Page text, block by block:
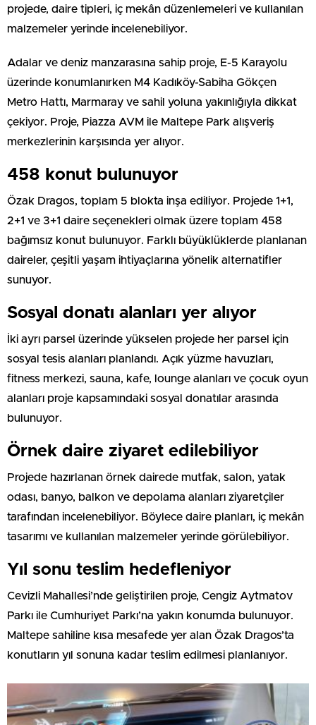
projede, daire tipleri, iç mekân düzenlemeleri ve kullanılan
malzemeler yerinde incelenebiliyor.
Adalar ve deniz manzarasına sahip proje, E-5 Karayolu
üzerinde konumlanırken M4 Kadıköy-Sabiha Gökçen
Metro Hattı, Marmaray ve sahil yoluna yakınlığıyla dikkat
çekiyor. Proje, Piazza AVM ile Maltepe Park alışveriş
merkezlerinin karşısında yer alıyor.
458 konut bulunuyor
Özak Dragos, toplam 5 blokta inşa ediliyor. Projede 1+1,
2+1 ve 3+1 daire seçenekleri olmak üzere toplam 458
bağımsız konut bulunuyor. Farklı büyüklüklerde planlanan
daireler, çeşitli yaşam ihtiyaçlarına yönelik alternatifler
sunuyor.
Sosyal donatı alanları yer alıyor
İki ayrı parsel üzerinde yükselen projede her parsel için
sosyal tesis alanları planlandı. Açık yüzme havuzları,
fitness merkezi, sauna, kafe, lounge alanları ve çocuk oyun
alanları proje kapsamındaki sosyal donatılar arasında
bulunuyor.
Örnek daire ziyaret edilebiliyor
Projede hazırlanan örnek dairede mutfak, salon, yatak
odası, banyo, balkon ve depolama alanları ziyaretçiler
tarafından incelenebiliyor. Böylece daire planları, iç mekân
tasarımı ve kullanılan malzemeler yerinde görülebiliyor.
Yıl sonu teslim hedefleniyor
Cevizli Mahallesi’nde geliştirilen proje, Cengiz Aytmatov
Parkı ile Cumhuriyet Parkı’na yakın konumda bulunuyor.
Maltepe sahiline kısa mesafede yer alan Özak Dragos’ta
konutların yıl sonuna kadar teslim edilmesi planlanıyor.